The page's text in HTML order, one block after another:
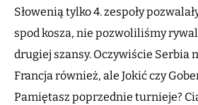
Słowenią tylko 4. zespoły
spod kosza, nie pozwoliliśmy
drugiej szansy. Oczywiście Serbia
Francja również, ale Jokić czy
Pamiętasz poprzednie turnieje?